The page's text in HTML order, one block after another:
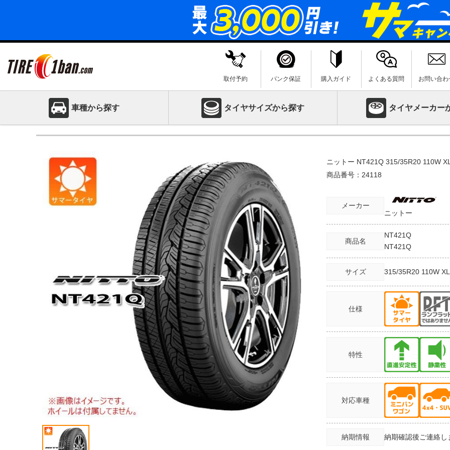
取付予約 パンク保証 購入ガイド よくある質問 お問い合わ
車種から探す タイヤサイズから探す タイヤメーカー
ニットー NT421Q 315/35R20 110W
商品番号： 24118
メーカー
ニットー
商品名
NT421Q
NT421Q
サイズ 315/35R20 110W XL
仕様
特性
対応車種
納期情報 納期確認後ご連絡し